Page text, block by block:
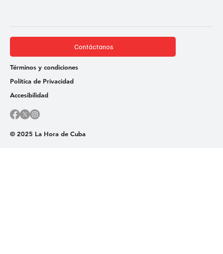
© 2025 La Hora de Cuba
Contáctanos
Términos y condiciones
Política de Privacidad
Accesibilidad